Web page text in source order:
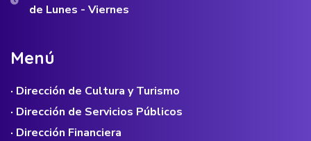
de Lunes - Viernes
Menú
· Dirección de Cultura y Turismo
· Dirección de Servicios Públicos
· Dirección Financiera